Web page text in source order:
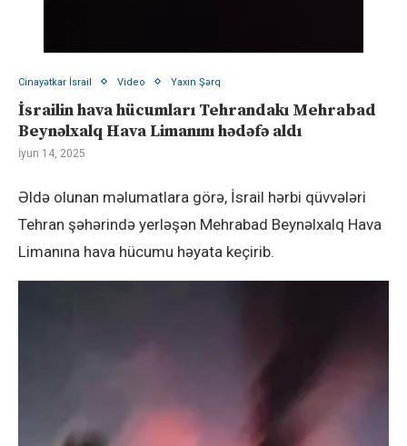
Cinayətkar İsrail Video Yaxın Şərq
İsrailin hava hücumları Tehrandakı Mehrabad
Beynəlxalq Hava Limanını hədəfə aldı
İyun 14, 2025
Əldə olunan məlumatlara görə, İsrail hərbi qüvvələri
Tehran şəhərində yerləşən Mehrabad Beynəlxalq Hava
Limanına hava hücumu həyata keçirib.